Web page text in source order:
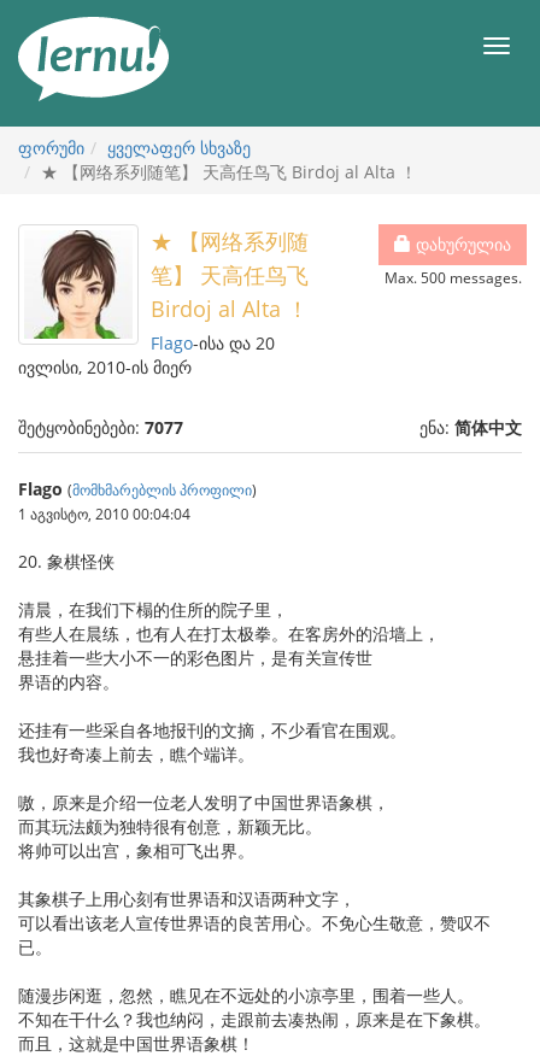
ნახვა
მენიუ
ფორუმი
ყველაფერ სხვაზე
★ 【网络系列随笔】 天高任鸟飞 Birdoj al Alta ！
დახურულია
Max. 500 messages.
★ 【网络系列随
笔】 天高任鸟飞
Birdoj al Alta ！
Flago-ისა და 20
ივლისი, 2010-ის მიერ
შეტყობინებები: 7077 ენა: 简体中文
Flago (მომხმარებლის პროფილი)
1 აგვისტო, 2010 00:04:04
20. 象棋怪侠
清晨，在我们下榻的住所的院子里，
有些人在晨练，也有人在打太极拳。在客房外的沿墙上，
悬挂着一些大小不一的彩色图片，是有关宣传世
界语的内容。
还挂有一些采自各地报刊的文摘，不少看官在围观。
我也好奇凑上前去，瞧个端详。
嗷，原来是介绍一位老人发明了中国世界语象棋，
而其玩法颇为独特很有创意，新颖无比。
将帅可以出宫，象相可飞出界。
其象棋子上用心刻有世界语和汉语两种文字，
可以看出该老人宣传世界语的良苦用心。不免心生敬意，赞叹不
已。
随漫步闲逛，忽然，瞧见在不远处的小凉亭里，围着一些人。
不知在干什么？我也纳闷，走跟前去凑热闹，原来是在下象棋。
而且，这就是中国世界语象棋！